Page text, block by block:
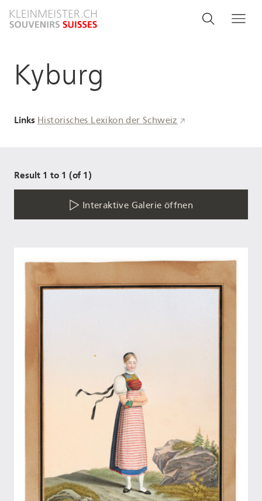
zum
Search
Suche
Kyburg
Links Historisches Lexikon der Schweiz
Result 1 to 1 (of 1)
Interaktive Galerie öffnen